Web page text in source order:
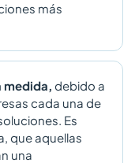
más
debido a
cada una de
Es
que aquellas
una